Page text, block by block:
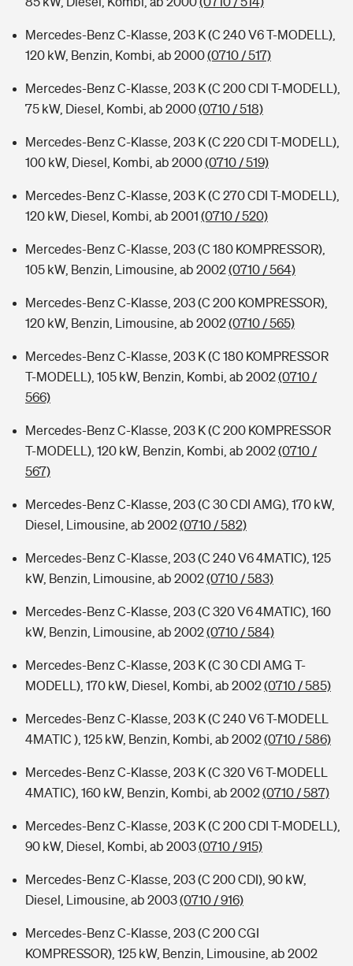
Mercedes-Benz C-Klasse, 203 K (C 240 V6 T-MODELL),
120 kW, Benzin, Kombi, ab 2000(0710 / 517)
Mercedes-Benz C-Klasse, 203 K (C 200 CDI T-MODELL),
75 kW, Diesel, Kombi, ab 2000(0710 / 518)
Mercedes-Benz C-Klasse, 203 K (C 220 CDI T-MODELL),
100 kW, Diesel, Kombi, ab 2000(0710 / 519)
Mercedes-Benz C-Klasse, 203 K (C 270 CDI T-MODELL),
120 kW, Diesel, Kombi, ab 2001 (0710 / 520)
Mercedes-Benz C-Klasse, 203 (C 180 KOMPRESSOR),
105 kW, Benzin, Limousine, ab 2002(0710 / 564)
Mercedes-Benz C-Klasse, 203 (C 200 KOMPRESSOR),
120 kW, Benzin, Limousine, ab 2002(0710 / 565)
Mercedes-Benz C-Klasse, 203 K (C 180 KOMPRESSOR
T-MODELL), 105 kW, Benzin, Kombi, ab 2002(0710 /
566)
Mercedes-Benz C-Klasse, 203 K (C 200 KOMPRESSOR
T-MODELL), 120 kW, Benzin, Kombi, ab 2002(0710 /
567)
Mercedes-Benz C-Klasse, 203 (C 30 CDI AMG), 170 kW,
Diesel, Limousine, ab 2002(0710 / 582)
Mercedes-Benz C-Klasse, 203 (C 240 V6 4MATIC), 125
kW, Benzin, Limousine, ab 2002(0710 / 583)
Mercedes-Benz C-Klasse, 203 (C 320 V6 4MATIC), 160
kW, Benzin, Limousine, ab 2002(0710 / 584)
Mercedes-Benz C-Klasse, 203 K (C 30 CDI AMG T-
MODELL), 170 kW, Diesel, Kombi, ab 2002(0710 / 585)
Mercedes-Benz C-Klasse, 203 K (C 240 V6 T-MODELL
4MATIC ), 125 kW, Benzin, Kombi, ab 2002(0710 / 586)
Mercedes-Benz C-Klasse, 203 K (C 320 V6 T-MODELL
4MATIC), 160 kW, Benzin, Kombi, ab 2002(0710 / 587)
Mercedes-Benz C-Klasse, 203 K (C 200 CDI T-MODELL),
90 kW, Diesel, Kombi, ab 2003(0710 / 915)
Mercedes-Benz C-Klasse, 203 (C 200 CDI), 90 kW,
Diesel, Limousine, ab 2003(0710 / 916)
Mercedes-Benz C-Klasse, 203 (C 200 CGI
KOMPRESSOR), 125 kW, Benzin, Limousine, ab 2002